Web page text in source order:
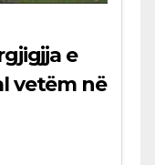
e
vetëm në